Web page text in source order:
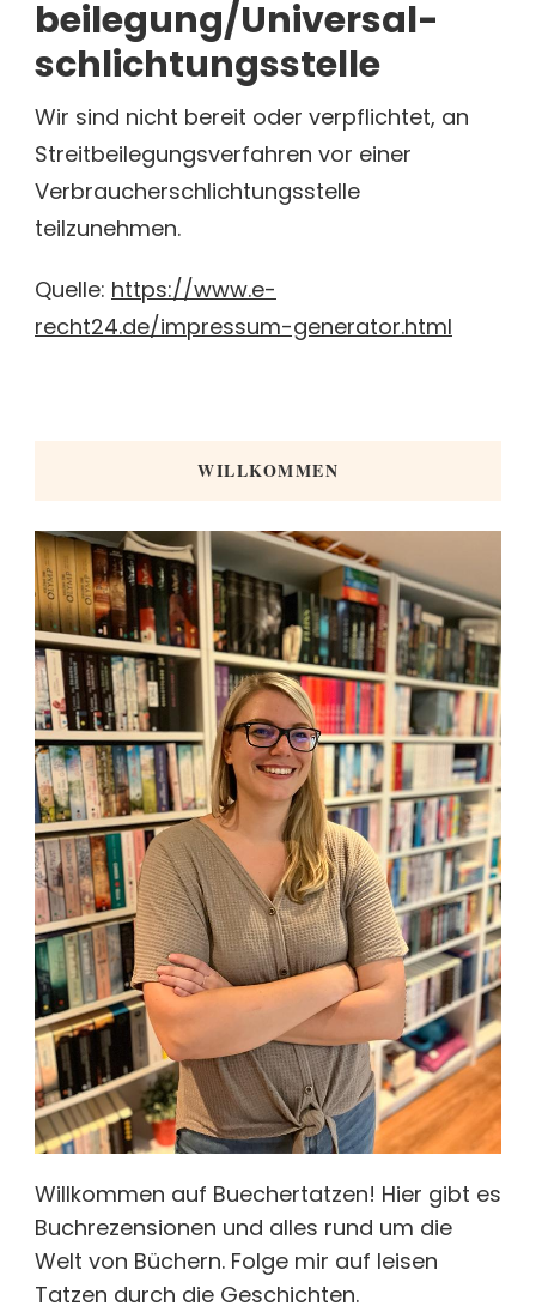
beilegung/Universal­
schlichtungs­stelle
Wir sind nicht bereit oder verpflichtet, an
Streitbeilegungsverfahren vor einer
Verbraucherschlichtungsstelle
teilzunehmen.
Quelle: https://www.e-
recht24.de/impressum-generator.html
WILLKOMMEN
Willkommen auf Buechertatzen! Hier gibt es
Buchrezensionen und alles rund um die
Welt von Büchern. Folge mir auf leisen
Tatzen durch die Geschichten.